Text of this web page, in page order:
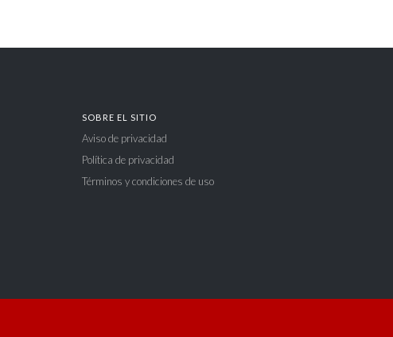
SOBRE EL SITIO
Aviso de privacidad
Política de privacidad
Términos y condiciones de uso